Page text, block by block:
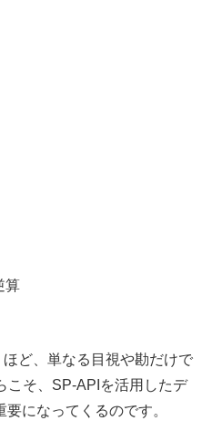
算
ど、単なる目視や勘だけで
こそ、SP-APIを活用したデ
になってくるのです。